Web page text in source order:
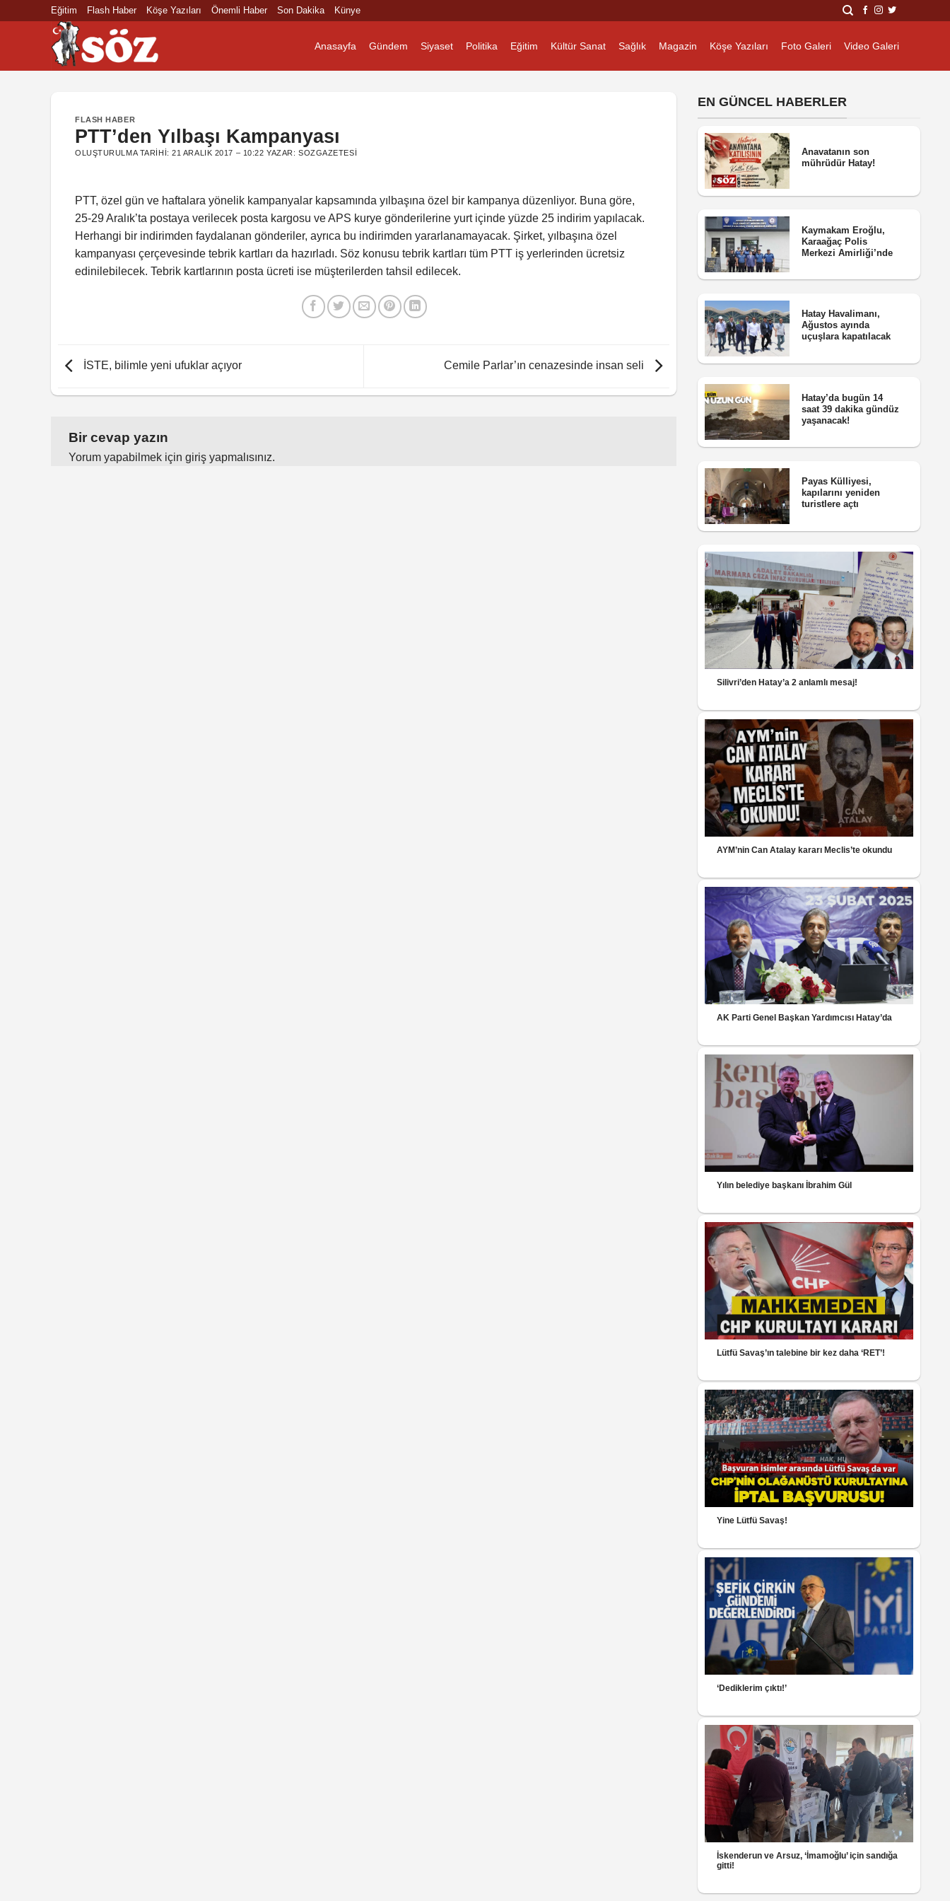
Eğitim Flash Haber Köşe Yazıları Önemli Haber Son Dakika Künye
Anasayfa Gündem Siyaset Politika Eğitim Kültür Sanat Sağlık Magazin Köşe Yazıları Foto Galeri Video Galeri
FLASH HABER
PTT’den Yılbaşı Kampanyası
OLUŞTURULMA TARIHI:21 ARALIK 2017 – 10:22 YAZAR:SOZGAZETESI
PTT, özel gün ve haftalara yönelik kampanyalar kapsamında yılbaşına özel bir kampanya düzenliyor. Buna göre,
25-29 Aralık’ta postaya verilecek posta kargosu ve APS kurye gönderilerine yurt içinde yüzde 25 indirim yapılacak.
Herhangi bir indirimden faydalanan gönderiler, ayrıca bu indirimden yararlanamayacak. Şirket, yılbaşına özel
kampanyası çerçevesinde tebrik kartları da hazırladı. Söz konusu tebrik kartları tüm PTT iş yerlerinden ücretsiz
edinilebilecek. Tebrik kartlarının posta ücreti ise müşterilerden tahsil edilecek.
İSTE, bilimle yeni ufuklar açıyor Cemile Parlar’ın cenazesinde insan seli
Bir cevap yazın
Yorum yapabilmek için giriş yapmalısınız.
EN GÜNCEL HABERLER
Anavatanın son
mührüdür Hatay!
Kaymakam Eroğlu,
Karaağaç Polis
Merkezi Amirliği’nde
Hatay Havalimanı,
Ağustos ayında
uçuşlara kapatılacak
Hatay’da bugün 14
saat 39 dakika gündüz
yaşanacak!
Payas Külliyesi,
kapılarını yeniden
turistlere açtı
Silivri’den Hatay’a 2 anlamlı mesaj!
AYM’nin Can Atalay kararı Meclis’te okundu
AK Parti Genel Başkan Yardımcısı Hatay’da
Yılın belediye başkanı İbrahim Gül
Lütfü Savaş’ın talebine bir kez daha ‘RET’!
Yine Lütfü Savaş!
‘Dediklerim çıktı!’
İskenderun ve Arsuz, ‘İmamoğlu’ için sandığa
gitti!